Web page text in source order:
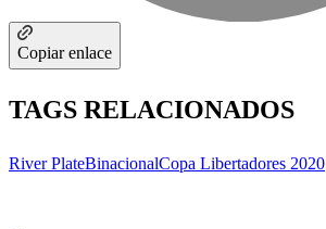
Copiar enlace
TAGS RELACIONADOS
River PlateBinacionalCopa Libertadores 2020